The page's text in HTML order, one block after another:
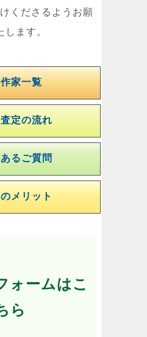
くださるようお願
します。
家一覧
定の流れ
るご質問
メリット
ォームはこ
ら